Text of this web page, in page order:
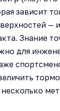
зависит
—
Знание
для